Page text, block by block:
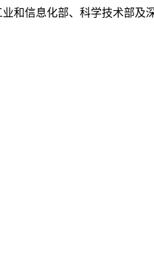
和信息化部、科学技术部及